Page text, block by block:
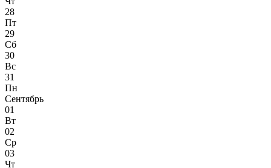
28
Пт
29
Сб
30
Вс
31
Пн
Сентябрь
01
Вт
02
Ср
03
Чт